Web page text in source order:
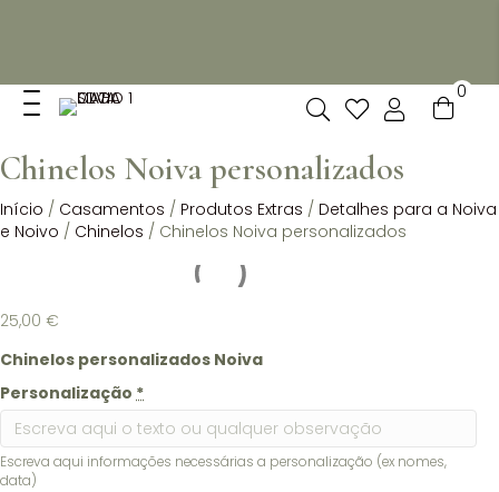
0
Chinelos Noiva personalizados
Início / Casamentos / Produtos Extras / Detalhes para a Noiva
e Noivo / Chinelos / Chinelos Noiva personalizados
25,00 €
Chinelos personalizados Noiva
Personalização *
Escreva aqui informações necessárias a personalização (ex nomes,
data)